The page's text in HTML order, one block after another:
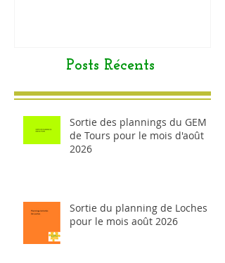
Posts Récents
Sortie des plannings du GEM
de Tours pour le mois d'août
2026
Sortie du planning de Loches
pour le mois août 2026